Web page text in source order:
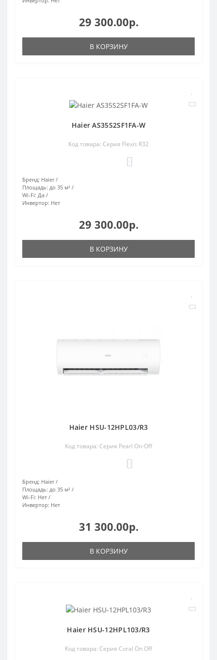
29 300.00р.
В КОРЗИНУ
Haier AS35S2SF1FA-W
Код товара: Серия Flexis R32
Бренд: Haier
Площадь: до 35 м²
Wi-Fi: Да
Инвертор: Нет
29 300.00р.
В КОРЗИНУ
Haier HSU-12HPL03/R3
Код товара: Серия Pearl On-Off
Бренд: Haier
Площадь: до 35 м²
Wi-Fi: Нет
Инвертор: Нет
31 300.00р.
В КОРЗИНУ
Haier HSU-12HPL103/R3
Код товара: Серия Coral On Off